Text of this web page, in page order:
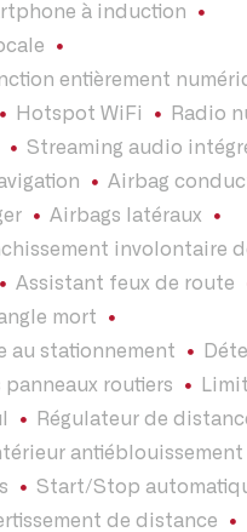
à induction
entièrement
Hotspot WiFi
Radio
Streaming audio
Airbag
Airbags latéraux
involontaire
Assistant feux de route
mort
au stationnement
panneaux routiers
Régulateur de
Start/Stop
de distance